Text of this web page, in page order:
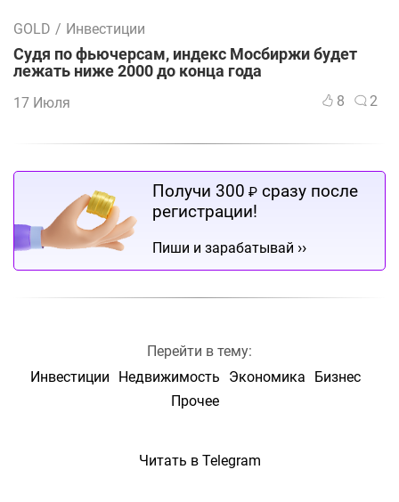
GOLD / Инвестиции
Судя по фьючерсам, индекс Мосбиржи будет
лежать ниже 2000 до конца года
17 Июля 8 2
Получи 300 ₽ сразу после
регистрации!
Пиши и зарабатывай ››
Перейти в тему:
Инвестиции
Недвижимость Экономика
Бизнес
Прочее
Читать в Telegram